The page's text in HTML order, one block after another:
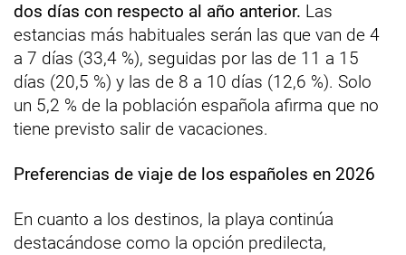
dos días con respecto al año anterior. Las
estancias más habituales serán las que van de 4
a 7 días (33,4 %), seguidas por las de 11 a 15
días (20,5 %) y las de 8 a 10 días (12,6 %). Solo
un 5,2 % de la población española afirma que no
tiene previsto salir de vacaciones.
Preferencias de viaje de los españoles en 2026
En cuanto a los destinos, la playa continúa
destacándose como la opción predilecta,